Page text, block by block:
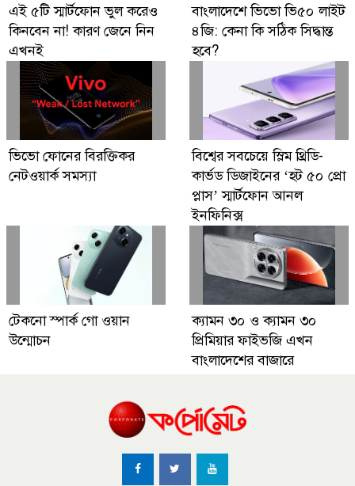
এই ৫টি স্মার্টফোন ভুল করেও
কিনবেন না! কারণ জেনে নিন
এখনই
বাংলাদেশে ভিভো ভি৫০ লাইট
৪জি: কেনা কি সঠিক সিদ্ধান্ত
হবে?
ভিভো ফোনের বিরক্তিকর
নেটওয়ার্ক সমস্যা
বিশ্বের সবচেয়ে স্লিম থ্রিডি-
কার্ভড ডিজাইনের ‘হট ৫০ প্রো
প্লাস’ স্মার্টফোন আনল
ইনফিনিক্স
টেকনো স্পার্ক গো ওয়ান
উন্মোচন
ক্যামন ৩০ ও ক্যামন ৩০
প্রিমিয়ার ফাইভজি এখন
বাংলাদেশের বাজারে